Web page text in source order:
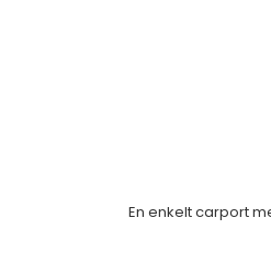
En enkelt carport